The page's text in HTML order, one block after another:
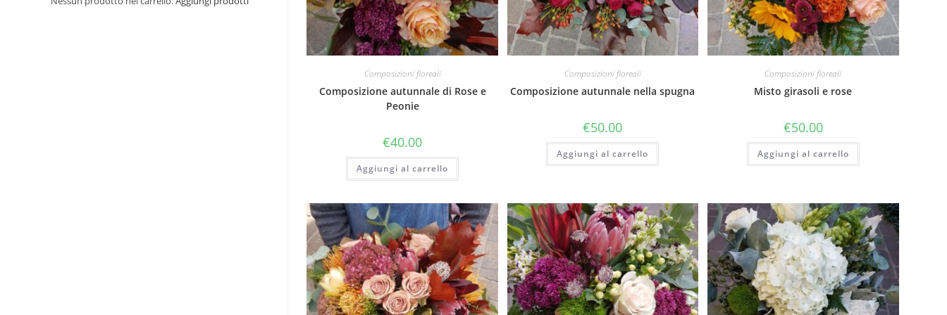
Composizioni floreali
Composizione autunnale di Rose e
Peonie
€40.00
Aggiungi al carrello
Composizioni floreali
Composizione autunnale nella spugna
€50.00
Aggiungi al carrello
Composizioni floreali
Misto girasoli e rose
€50.00
Aggiungi al carrello